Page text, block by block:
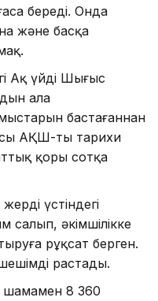
береді. Онда
және басқа
Ақ үйдің Шығыс
ала
бастағаннан
АҚШ-тың тарихи
қоры сотқа
үстіндегі
әкімшілікке
рұқсат берген.
растады.
шамамен 8 360